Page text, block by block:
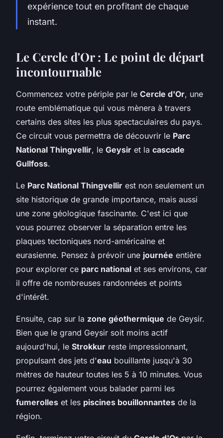
expérience tout en profitant de chaque
instant.
Le Cercle d'Or : Le point de départ
incontournable
Commencez votre périple par le Cercle d'Or, une
route emblématique qui vous mènera à travers
certains des sites les plus spectaculaires du pays.
Ce circuit vous permettra de découvrir le Parc
National Thingvellir, le Geysir et la cascade
Gullfoss.
Le Parc National Thingvellir est non seulement un
site historique de grande importance, mais aussi
une zone géologique fascinante. C'est ici que
vous pourrez observer la séparation entre les
plaques tectoniques nord-américaine et
eurasienne. Pensez à prévoir une journée entière
pour explorer ce parc national et ses environs, car
il offre de nombreuses randonnées et points
d'intérêt.
Ensuite, cap sur la zone géothermique de Geysir.
Bien que le grand Geysir soit moins actif
aujourd'hui, le Strokkur reste impressionnant,
propulsant des jets d'eau bouillante jusqu'à 30
mètres de hauteur toutes les 5 à 10 minutes. Vous
pourrez également vous balader parmi les
fumerolles et les piscines bouillonnantes de la
région.